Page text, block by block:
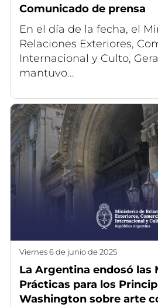
Comunicado de prensa
En el día de la fecha, el
Relaciones Exteriores,
Internacional y Culto,
mantuvo...
viernes 6 de junio de 2025
La Argentina endosó las
Prácticas para los
Washington sobre arte